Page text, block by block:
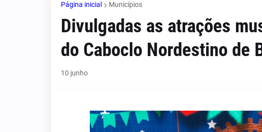
Página inicial Municípios
Divulgadas as atrações
do Caboclo Nordestino de
10 junho